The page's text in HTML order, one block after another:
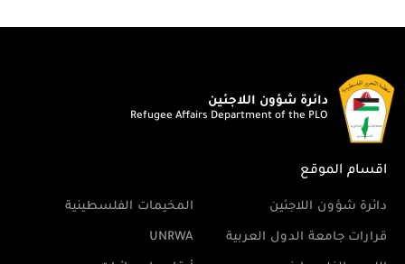
دائرة شؤون اللاجئين
Refugee Affairs Department of the PLO
اقسام الموقع
دائرة شؤون اللاجئين المخيمات الفلسطينية
قرارات جامعة الدول العربية UNRWA